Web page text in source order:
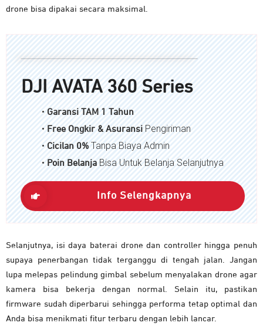
drone bisa dipakai secara maksimal.
DJI AVATA 360 Series
•Garansi TAM 1 Tahun
•Free Ongkir & AsuransiPengiriman
•Cicilan 0%Tanpa Biaya Admin
•Poin BelanjaBisa Untuk Belanja Selanjutnya
Info Selengkapnya
Selanjutnya, isi daya baterai drone dan controller hingga penuh
supaya penerbangan tidak terganggu di tengah jalan. Jangan
lupa melepas pelindung gimbal sebelum menyalakan drone agar
kamera bisa bekerja dengan normal. Selain itu, pastikan
firmware sudah diperbarui sehingga performa tetap optimal dan
Anda bisa menikmati fitur terbaru dengan lebih lancar.